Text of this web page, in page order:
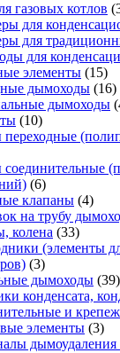
газовых котлов
для
для
для
элементы (15)
дымоходы (16)
дымоходы
(10)
(6)
клапаны (4)
на трубу
колена (33)
(элементы
(3)
дымоходы (39)
конденсата,
и
элементы (3)
дымоудаления